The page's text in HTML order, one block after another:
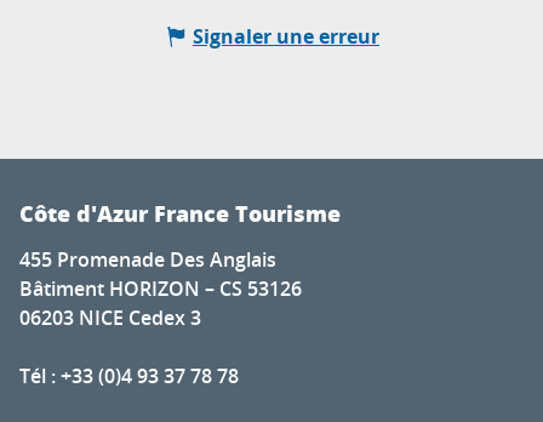
Signaler une erreur
Côte d'Azur France Tourisme
455 Promenade Des Anglais
Bâtiment HORIZON – CS 53126
06203 NICE Cedex 3
Tél : +33 (0)4 93 37 78 78